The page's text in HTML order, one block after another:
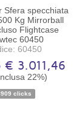
Ordinabile
Sfera specchiata
Kg Mirrorball
Flightcase
60450
60450
€ 3.011,46
22%)
clicks